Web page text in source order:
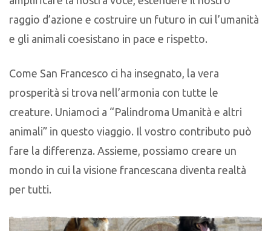
raggio d’azione e costruire un futuro in cui l’umanità
e gli animali coesistano in pace e rispetto.
Come San Francesco ci ha insegnato, la vera
prosperità si trova nell’armonia con tutte le
creature. Uniamoci a “Palindroma Umanità e altri
animali” in questo viaggio. Il vostro contributo può
fare la differenza. Assieme, possiamo creare un
mondo in cui la visione francescana diventa realtà
per tutti.